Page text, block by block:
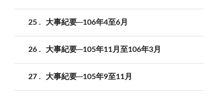
25 大事紀要─106年4至6月
26 大事紀要─105年11月至106年3月
27 大事紀要─105年9至11月